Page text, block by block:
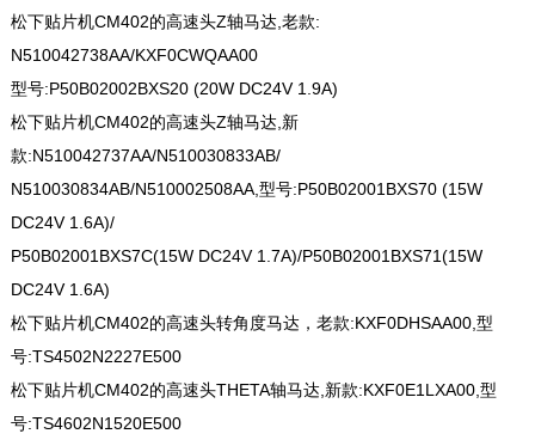
松下贴片机CM402的高速头Z轴马达,老款:
N510042738AA/KXF0CWQAA00
型号:P50B02002BXS20 (20W DC24V 1.9A)
松下贴片机CM402的高速头Z轴马达,新
款:N510042737AA/N510030833AB/
N510030834AB/N510002508AA,型号:P50B02001BXS70 (15W
DC24V 1.6A)/
P50B02001BXS7C(15W DC24V 1.7A)/P50B02001BXS71(15W
DC24V 1.6A)
松下贴片机CM402的高速头转角度马达，老款:KXF0DHSAA00,型
号:TS4502N2227E500
松下贴片机CM402的高速头THETA轴马达,新款:KXF0E1LXA00,型
号:TS4602N1520E500